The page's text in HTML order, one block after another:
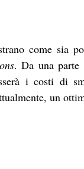
come sia
. Da una parte
i costi di
un